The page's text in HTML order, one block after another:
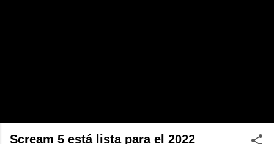
Scream 5 está lista para el 2022